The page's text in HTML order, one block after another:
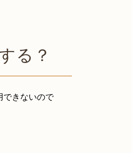
る？
できないので